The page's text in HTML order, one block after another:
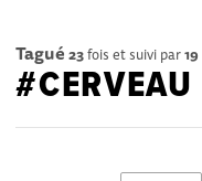
Tagué 23fois et suivi par19
#CERVEAU